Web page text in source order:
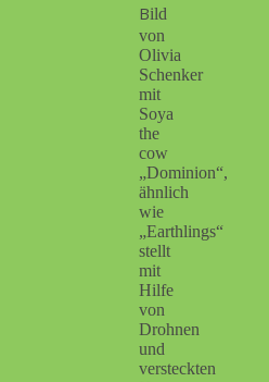
Bild
von
Olivia
Schenker
mit
Soya
the
cow
„Dominion“,
ähnlich
wie
„Earthlings“
stellt
mit
Hilfe
von
Drohnen
und
versteckten